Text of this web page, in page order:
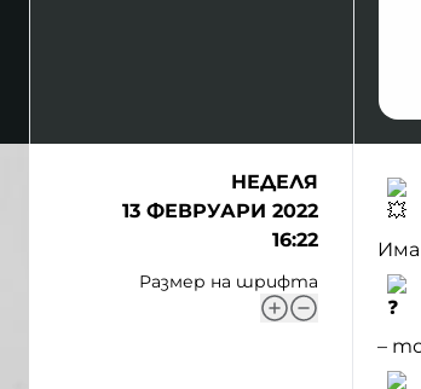
НЕДЕЛЯ
13 ФЕВРУАРИ 2022
16:22
Размер на шрифта
–